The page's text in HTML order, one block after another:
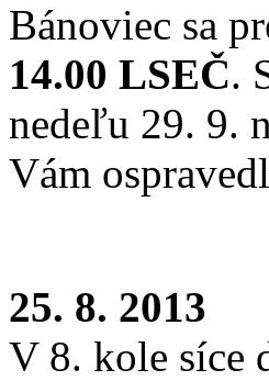
Bánoviec sa
14.00 LSEČ.
nedeľu 29. 9.
Vám
25. 8. 2013
V 8. kole síce